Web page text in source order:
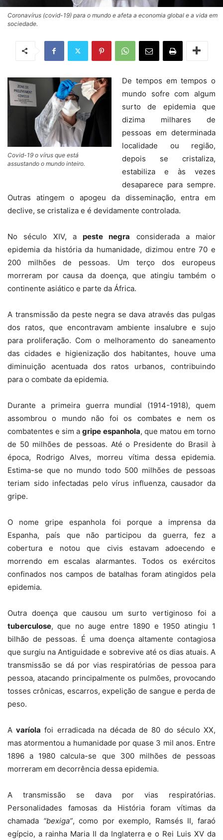
Coronavírus (covid-19) para o mundo e afeta a economia global e a vida em
sociedade.
Covid-19 o vírus que está
assustando o mundo inteiro.
De tempos em tempos o
mundo sofre com algum
surto de epidemia que
dizima milhares de
pessoas em determinada
localidade ou região,
depois se cristaliza,
estabiliza e às vezes
desaparece para sempre.
Outras atingem o apogeu da disseminação, entra em
declive, se cristaliza e é devidamente controlada.
No século XIV, a peste negra considerada a maior
epidemia da história da humanidade, dizimou entre 70 e
200 milhões de pessoas. Um terço dos europeus
morreram por causa da doença, que atingiu também o
continente asiático e parte da África.
A transmissão da peste negra se dava através das pulgas
dos ratos, que encontravam ambiente insalubre e sujo
para proliferação. Com o melhoramento do saneamento
das cidades e higienização dos habitantes, houve uma
diminuição acentuada dos ratos urbanos, contribuindo
para o combate da epidemia.
Durante a primeira guerra mundial (1914-1918), quem
assombrou o mundo não foi os combates e nem os
combatentes e sim agripe espanhola, que matou em torno
de 50 milhões de pessoas. Até o Presidente do Brasil à
época, Rodrigo Alves, morreu vítima dessa epidemia.
Estima-se que no mundo todo 500 milhões de pessoas
teriam sido infectadas pelo vírus influenza, causador da
gripe.
O nome gripe espanhola foi porque a imprensa da
Espanha, país que não participou da guerra, fez a
cobertura e notou que civis estavam adoecendo e
morrendo em escalas alarmantes. Todos os exércitos
confinados nos campos de batalhas foram atingidos pela
epidemia.
Outra doença que causou um surto vertiginoso foi a
tuberculose, que no auge entre 1890 e 1950 atingiu 1
bilhão de pessoas. É uma doença altamente contagiosa
que surgiu na Antiguidade e sobrevive até os dias atuais. A
transmissão se dá por vias respiratórias de pessoa para
pessoa, atacando principalmente os pulmões, provocando
tosses crônicas, escarros, expelição de sangue e perda de
peso.
Avaríola foi erradicada na década de 80 do século XX,
mas atormentou a humanidade por quase 3 mil anos. Entre
1896 a 1980 calcula-se que 300 milhões de pessoas
morreram em decorrência dessa epidemia.
A transmissão se dava por vias respiratórias.
Personalidades famosas da História foram vítimas da
chamada “bexiga”, como por exemplo, Ramsés II, faraó
egípcio, a rainha Maria II da Inglaterra e o Rei Luis XV da